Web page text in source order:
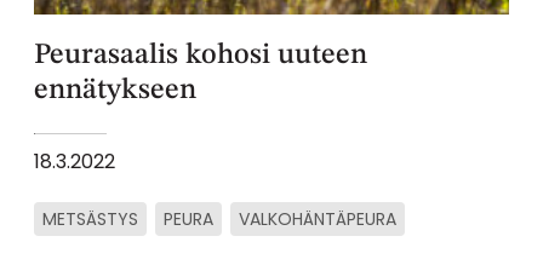
Peurasaalis kohosi uuteen
ennätykseen
18.3.2022
METSÄSTYS PEURA VALKOHÄNTÄPEURA